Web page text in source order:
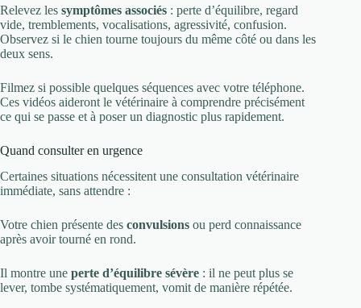
Relevez les symptômes associés : perte d’équilibre, regard
vide, tremblements, vocalisations, agressivité, confusion.
Observez si le chien tourne toujours du même côté ou dans les
deux sens.
Filmez si possible quelques séquences avec votre téléphone.
Ces vidéos aideront le vétérinaire à comprendre précisément
ce qui se passe et à poser un diagnostic plus rapidement.
Quand consulter en urgence
Certaines situations nécessitent une consultation vétérinaire
immédiate, sans attendre :
Votre chien présente des convulsions ou perd connaissance
après avoir tourné en rond.
Il montre une perte d’équilibre sévère : il ne peut plus se
lever, tombe systématiquement, vomit de manière répétée.